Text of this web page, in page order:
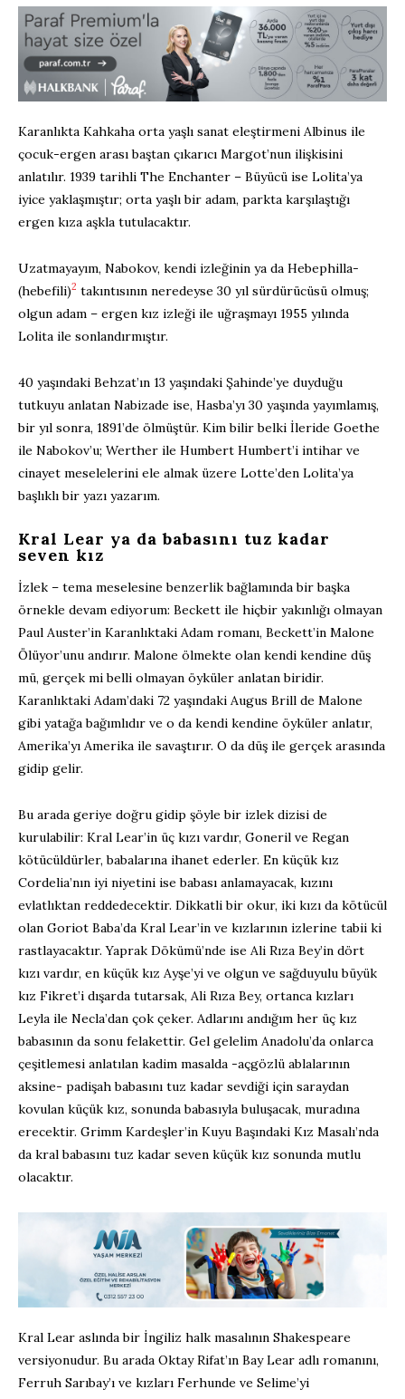
Karanlıkta Kahkaha orta yaşlı sanat eleştirmeni Albinus ile
çocuk-ergen arası baştan çıkarıcı Margot’nun ilişkisini
anlatılır. 1939 tarihli The Enchanter – Büyücü ise Lolita’ya
iyice yaklaşmıştır; orta yaşlı bir adam, parkta karşılaştığı
ergen kıza aşkla tutulacaktır.
Uzatmayayım, Nabokov, kendi izleğinin ya da Hebephilla-
(hebefili)2 takıntısının neredeyse 30 yıl sürdürücüsü olmuş;
olgun adam – ergen kız izleği ile uğraşmayı 1955 yılında
Lolita ile sonlandırmıştır.
40 yaşındaki Behzat’ın 13 yaşındaki Şahinde’ye duyduğu
tutkuyu anlatan Nabizade ise, Hasba’yı 30 yaşında yayımlamış,
bir yıl sonra, 1891’de ölmüştür. Kim bilir belki İleride Goethe
ile Nabokov’u; Werther ile Humbert Humbert’i intihar ve
cinayet meselelerini ele almak üzere Lotte’den Lolita’ya
başlıklı bir yazı yazarım.
Kral Lear ya da babasını tuz kadar
seven kız
İzlek – tema meselesine benzerlik bağlamında bir başka
örnekle devam ediyorum: Beckett ile hiçbir yakınlığı olmayan
Paul Auster’in Karanlıktaki Adam romanı, Beckett’in Malone
Ölüyor’unu andırır. Malone ölmekte olan kendi kendine düş
mü, gerçek mi belli olmayan öyküler anlatan biridir.
Karanlıktaki Adam’daki 72 yaşındaki Augus Brill de Malone
gibi yatağa bağımlıdır ve o da kendi kendine öyküler anlatır,
Amerika’yı Amerika ile savaştırır. O da düş ile gerçek arasında
gidip gelir.
Bu arada geriye doğru gidip şöyle bir izlek dizisi de
kurulabilir: Kral Lear’in üç kızı vardır, Goneril ve Regan
kötücüldürler, babalarına ihanet ederler. En küçük kız
Cordelia’nın iyi niyetini ise babası anlamayacak, kızını
evlatlıktan reddedecektir. Dikkatli bir okur, iki kızı da kötücül
olan Goriot Baba’da Kral Lear’in ve kızlarının izlerine tabii ki
rastlayacaktır. Yaprak Dökümü’nde ise Ali Rıza Bey’in dört
kızı vardır, en küçük kız Ayşe’yi ve olgun ve sağduyulu büyük
kız Fikret’i dışarda tutarsak, Ali Rıza Bey, ortanca kızları
Leyla ile Necla’dan çok çeker. Adlarını andığım her üç kız
babasının da sonu felakettir. Gel gelelim Anadolu’da onlarca
çeşitlemesi anlatılan kadim masalda -açgözlü ablalarının
aksine- padişah babasını tuz kadar sevdiği için saraydan
kovulan küçük kız, sonunda babasıyla buluşacak, muradına
erecektir. Grimm Kardeşler’in Kuyu Başındaki Kız Masalı’nda
da kral babasını tuz kadar seven küçük kız sonunda mutlu
olacaktır.
Kral Lear aslında bir İngiliz halk masalının Shakespeare
versiyonudur. Bu arada Oktay Rifat’ın Bay Lear adlı romanını,
Ferruh Sarıbay’ı ve kızları Ferhunde ve Selime’yi